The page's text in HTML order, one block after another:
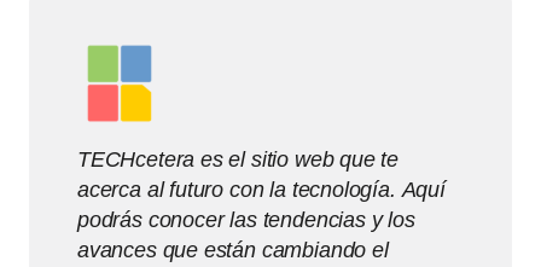
TECHcetera es el sitio web que te
acerca al futuro con la tecnología. Aquí
podrás conocer las tendencias y los
avances que están cambiando el